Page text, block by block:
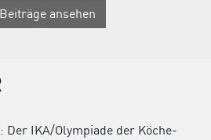
ansehen
Der IKA/Olympiade der Köche-